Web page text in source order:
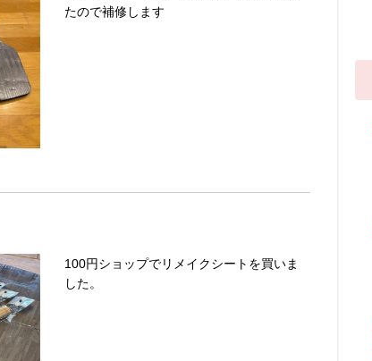
たので補修します
100円ショップでリメイクシートを買いま
した。